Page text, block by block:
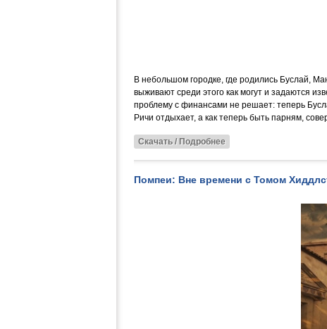
В небольшом городке, где родились Буслай,
выживают среди этого как могут и задаются
проблему с финансами не решает: теперь
Ричи отдыхает, а как теперь быть парням,
Скачать / Подробнее
Помпеи: Вне времени с Томом